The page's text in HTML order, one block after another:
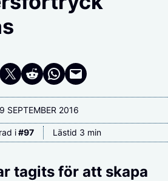
Facebook
Dela på Twitter
Dela på RedditDela i WhatsApp
Maila en länk
9 SEPTEMBER 2016
i #97 Lästid 3 min
tagits för att skapa